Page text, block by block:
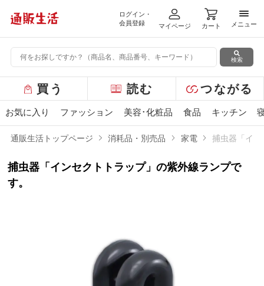
ログイン・
会員登録
マイページ カート
メニ
メニュー
検索
ー
バ
ュ
ー
買う 読む つながる
お気に入り ファッション 美容･化粧品 食品 キッチン
通販生活トップページ 消耗品・別売品 家電 捕虫器「イ
捕虫器「インセクトトラップ」の紫外線ランプで
す。